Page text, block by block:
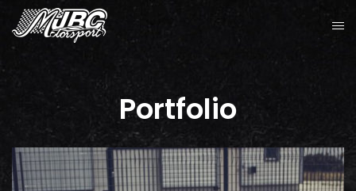
Portfolio